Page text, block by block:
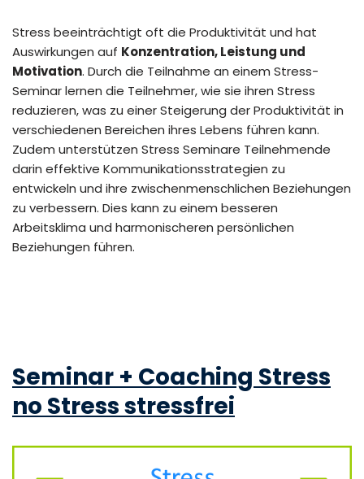
Stress beeinträchtigt oft die Produktivität und hat
Auswirkungen auf Konzentration, Leistung und
Motivation. Durch die Teilnahme an einem Stress-
Seminar lernen die Teilnehmer, wie sie ihren Stress
reduzieren, was zu einer Steigerung der Produktivität in
verschiedenen Bereichen ihres Lebens führen kann.
Zudem unterstützen Stress Seminare Teilnehmende
darin effektive Kommunikationsstrategien zu
entwickeln und ihre zwischenmenschlichen Beziehungen
zu verbessern. Dies kann zu einem besseren
Arbeitsklima und harmonischeren persönlichen
Beziehungen führen.
Seminar + Coaching Stress
no Stress stressfrei